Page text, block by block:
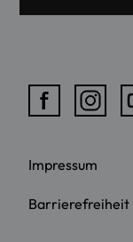
Impressum
Barrierefreiheit